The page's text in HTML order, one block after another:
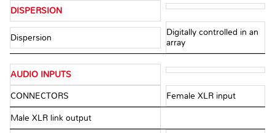
DISPERSION
Dispersion
Digitally controlled in an
array
AUDIO INPUTS
CONNECTORS Female XLR input
Male XLR link output